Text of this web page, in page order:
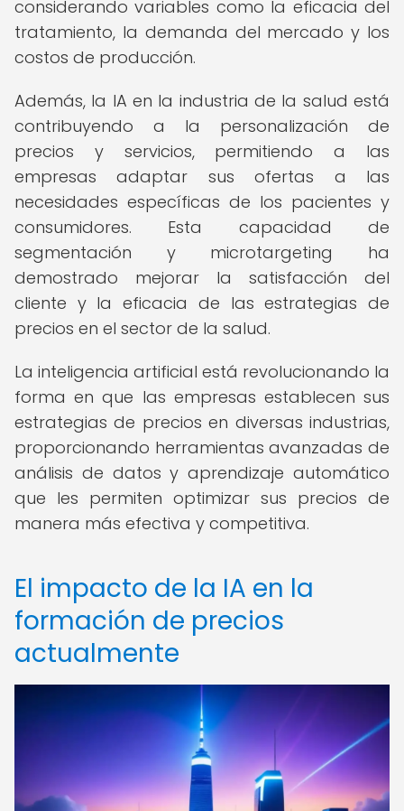
considerando variables como la eficacia del
tratamiento, la demanda del mercado y los
costos de producción.
Además, la IA en la industria de la salud está
contribuyendo a la personalización de
precios y servicios, permitiendo a las
empresas adaptar sus ofertas a las
necesidades específicas de los pacientes y
consumidores. Esta capacidad de
segmentación y microtargeting ha
demostrado mejorar la satisfacción del
cliente y la eficacia de las estrategias de
precios en el sector de la salud.
La inteligencia artificial está revolucionando la
forma en que las empresas establecen sus
estrategias de precios en diversas industrias,
proporcionando herramientas avanzadas de
análisis de datos y aprendizaje automático
que les permiten optimizar sus precios de
manera más efectiva y competitiva.
El impacto de la IA en la
formación de precios
actualmente